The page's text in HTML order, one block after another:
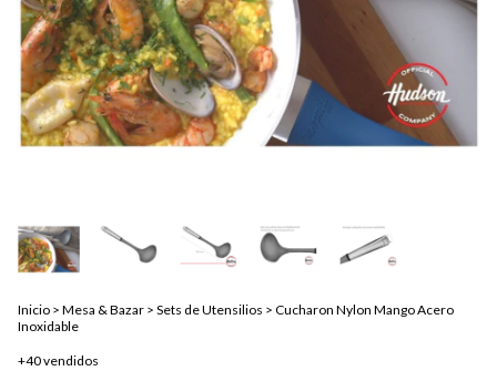
Inicio > Mesa & Bazar > Sets de Utensilios > Cucharon Nylon Mango Acero
Inoxidable
+40 vendidos